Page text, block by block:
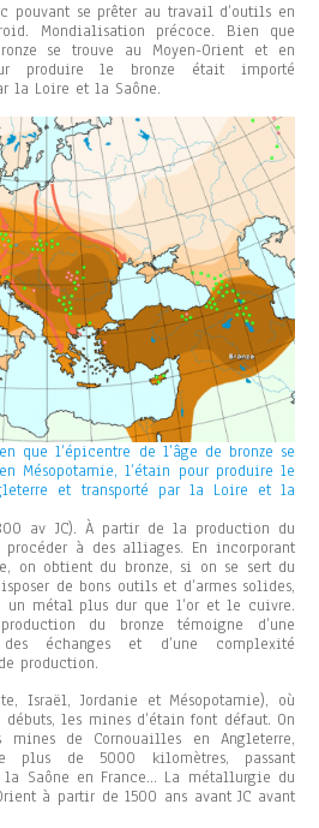
pouvant se prêter au travail d’outils en
Mondialisation précoce. Bien que
se trouve au Moyen-Orient et en
produire le bronze était importé
la Loire et la Saône.
que l’épicentre de l’âge de bronze se
Mésopotamie, l’étain pour produire le
et transporté par la Loire et la
av JC). À partir de la production du
à des alliages. En incorporant
on obtient du bronze, si on se sert du
de bons outils et d’armes solides,
un métal plus dur que l’or et le cuivre.
du bronze témoigne d’une
échanges et d’une complexité
production.
Israël, Jordanie et Mésopotamie), où
les mines d’étain font défaut. On
de Cornouailles en Angleterre,
plus de 5000 kilomètres, passant
Saône en France… La métallurgie du
à partir de 1500 ans avant JC avant